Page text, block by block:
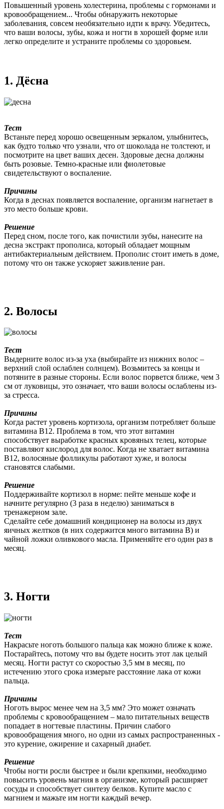
Повышенный уровень холестерина, проблемы с гормонами и
кровообращением... Чтобы обнаружить некоторые
заболевания, совсем необязательно идти к врачу. Убедитесь,
что ваши волосы, зубы, кожа и ногти в хорошей форме или
легко определите и устраните проблемы со здоровьем.
1. Дёсна
Тест
Встаньте перед хорошо освещенным зеркалом, улыбнитесь,
как будто только что узнали, что от шоколада не толстеют, и
посмотрите на цвет ваших десен. Здоровые десна должны
быть розовые. Темно-красные или фиолетовые
свидетельствуют о воспаление.
Причины
Когда в деснах появляется воспаление, организм нагнетает в
это место больше крови.
Решение
Перед сном, после того, как почистили зубы, нанесите на
десна экстракт прополиса, который обладает мощным
антибактериальным действием. Прополис стоит иметь в доме,
потому что он также ускоряет заживление ран.
2. Волосы
Тест
Выдерните волос из-за уха (выбирайте из нижних волос –
верхний слой ослаблен солнцем). Возьмитесь за концы и
потяните в разные стороны. Если волос порвется ближе, чем 3
см от луковицы, это означает, что ваши волосы ослаблены из-
за стресса.
Причины
Когда растет уровень кортизола, организм потребляет больше
витамина В12. Проблема в том, что этот витамин
способствует выработке красных кровяных телец, которые
поставляют кислород для волос. Когда не хватает витамина
В12, волосяные фолликулы работают хуже, и волосы
становятся слабыми.
Решение
Поддерживайте кортизол в норме: пейте меньше кофе и
начните регулярно (3 раза в неделю) заниматься в
тренажерном зале.
Сделайте себе домашний кондиционер на волосы из двух
яичных желтков (в них содержится много витамина B) и
чайной ложки оливкового масла. Применяйте его один раз в
месяц.
3. Ногти
Тест
Накрасьте ноготь большого пальца как можно ближе к коже.
Постарайтесь, потому что вы будете носить этот лак целый
месяц. Ногти растут со скоростью 3,5 мм в месяц, по
истечению этого срока измерьте расстояние лака от кожи
пальца.
Причины
Ноготь вырос менее чем на 3,5 мм? Это может означать
проблемы с кровообращением – мало питательных веществ
попадает в ногтевые пластины. Причин слабого
кровообращения много, но одни из самых распространенных -
это курение, ожирение и сахарный диабет.
Решение
Чтобы ногти росли быстрее и были крепкими, необходимо
повысить уровень магния в организме, который расширяет
сосуды и способствует синтезу белков. Купите масло с
магнием и мажьте им ногти каждый вечер.